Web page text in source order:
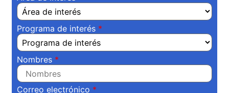
Programa de interés
Nombres
Correo electrónico